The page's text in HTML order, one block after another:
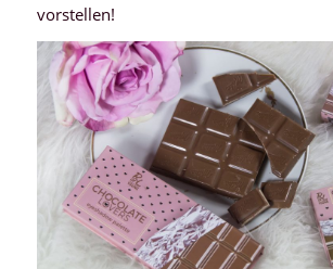
vorstellen!